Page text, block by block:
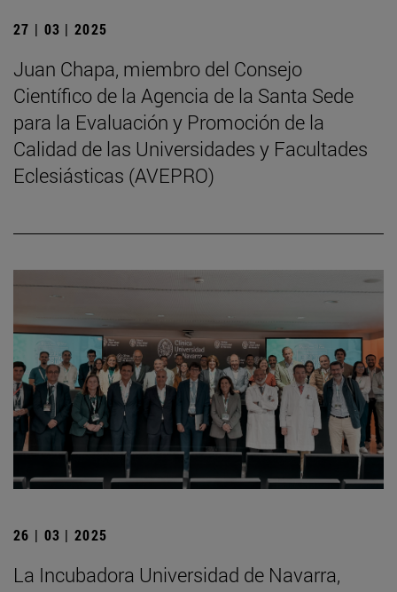
27 | 03 | 2025
Juan Chapa, miembro del Consejo
Científico de la Agencia de la Santa Sede
para la Evaluación y Promoción de la
Calidad de las Universidades y Facultades
Eclesiásticas (AVEPRO)
26 | 03 | 2025
La Incubadora Universidad de Navarra,